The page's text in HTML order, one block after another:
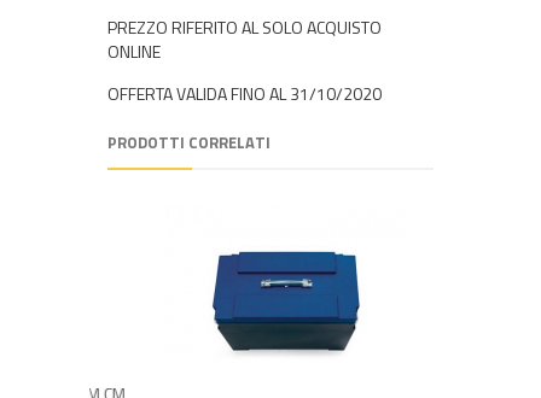
PREZZO RIFERITO AL SOLO ACQUISTO
ONLINE
OFFERTA VALIDA FINO AL 31/10/2020
PRODOTTI CORRELATI